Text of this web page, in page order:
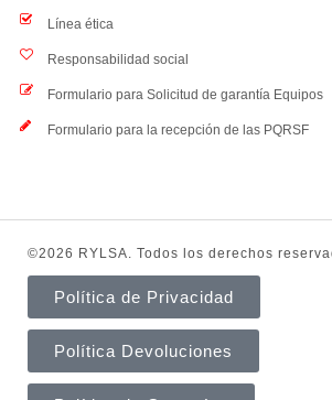
Línea ética
Responsabilidad social
Formulario para Solicitud de garantía Equipos
Formulario para la recepción de las PQRSF
©2026 RYLSA. Todos los derechos
Política de Privacidad
Política Devoluciones